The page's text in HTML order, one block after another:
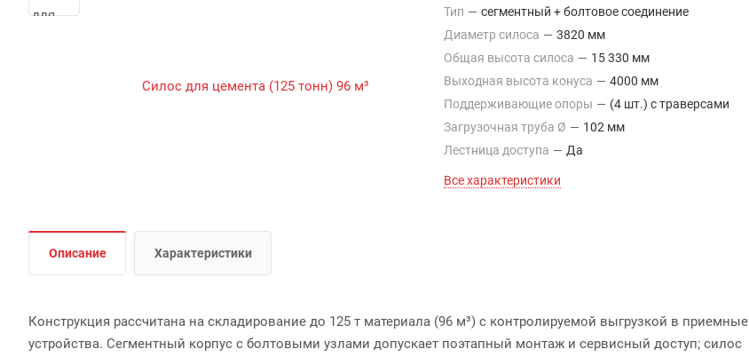
Тип — сегментный + болтовое соединение
Диаметр силоса — 3820 мм
Общая высота силоса — 15 330 мм
Выходная высота конуса — 4000 мм
Поддерживающие опоры — (4 шт.) с траверсами
Загрузочная труба Ø — 102 мм
Лестница доступа — Да
Все характеристики
Описание Характеристики
Конструкция рассчитана на складирование до 125 т материала (96 м³) с контролируемой выгрузкой в приемные
устройства. Сегментный корпус с болтовыми узлами допускает поэтапный монтаж и сервисный доступ; силос